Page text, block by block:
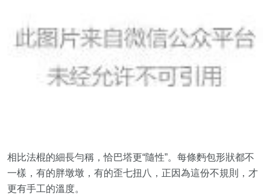
相比法棍的細長勻稱，恰巴塔更“隨性”。每條麪包形狀都不
一樣，有的胖墩墩，有的歪七扭八，正因為這份不規則，才
更有手工的溫度。